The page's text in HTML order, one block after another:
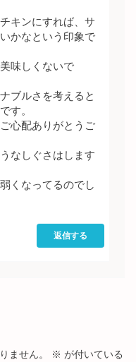
キンにすれば、サ
かなという印象で
味しくないで
ブルさを考えると
す。
心配ありがとうご
なしぐさはします
くなってるのでし
返信する
ません。 ※ が付いている